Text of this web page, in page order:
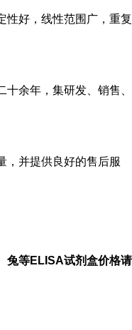
性好，线性范围广，重复
余年，集研发、销售、
，并提供良好的售后服
兔等ELISA试剂盒价格请